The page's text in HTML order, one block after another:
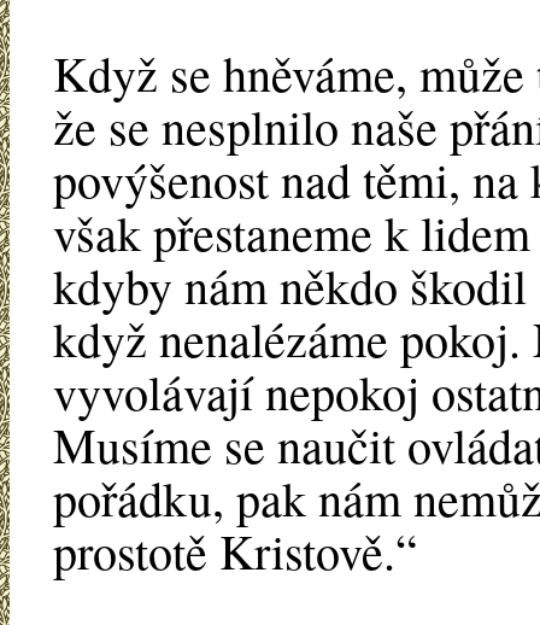
Když se hněváme,
že se nesplnilo naše
povýšenost nad těmi, na
však přestaneme k
kdyby nám někdo
když nenalézáme
vyvolávají nepokoj
Musíme se naučit
pořádku, pak nám
prostotě Kristově.“